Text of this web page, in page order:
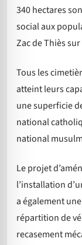
340 hectares
social aux
Zac de Thiès
Tous les
atteint leurs
une superficie
national
national
Le projet
l’installation
a également
répartition de
recasement